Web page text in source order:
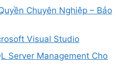
Chuyên Nghiệp – Bảo
Visual Studio
Server Management Cho